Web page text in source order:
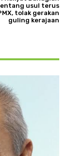
usul terus
tolak gerakan
guling kerajaan